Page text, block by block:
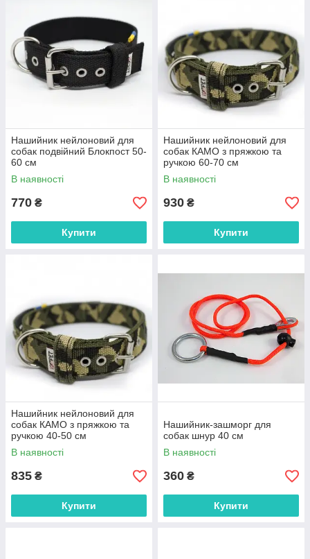
Нашийник нейлоновий для
собак подвійний Блокпост 50-
60 см
В наявності
770 ₴
Купити
Нашийник нейлоновий для
собак КАМО з пряжкою та
ручкою 60-70 см
В наявності
930 ₴
Купити
Нашийник нейлоновий для
собак КАМО з пряжкою та
ручкою 40-50 см
В наявності
835 ₴
Купити
Нашийник-зашморг для
собак шнур 40 см
В наявності
360 ₴
Купити